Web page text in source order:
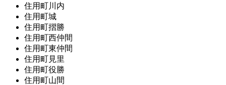
住用町川内
住用町城
住用町摺勝
住用町西仲間
住用町東仲間
住用町見里
住用町役勝
住用町山間